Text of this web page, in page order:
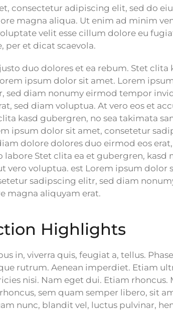
consectetur adipiscing elit, sed do
magna aliqua. Ut enim ad minim
velit esse cillum dolore eu
per et dicat scaevola.
duo dolores et ea rebum. Stet clita
ipsum dolor sit amet. Lorem
sed diam nonumy eirmod tempor
sed diam voluptua. At vero eos et
kasd gubergren, no sea takimata
ipsum dolor sit amet, consetetur
dolore dolores duo eirmod eos
Stet clita ea et gubergren, kasd
vero voluptua. est Lorem ipsum dolor
sadipscing elitr, sed diam
magna aliquyam erat.
Highlights
in, viverra quis, feugiat a, tellus.
rutrum. Aenean imperdiet. Etiam
nisi. Nam eget dui. Etiam rhoncus.
sem quam semper libero, sit
nunc, blandit vel, luctus pulvinar,